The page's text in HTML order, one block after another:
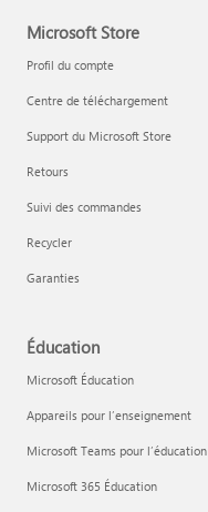
Microsoft Store
Profil du compte
Centre de téléchargement
Support du Microsoft Store
Retours
Suivi des commandes
Recycler
Garanties
Éducation
Microsoft Éducation
Appareils pour l’enseignement
Microsoft Teams pour l’éducation
Microsoft 365 Éducation